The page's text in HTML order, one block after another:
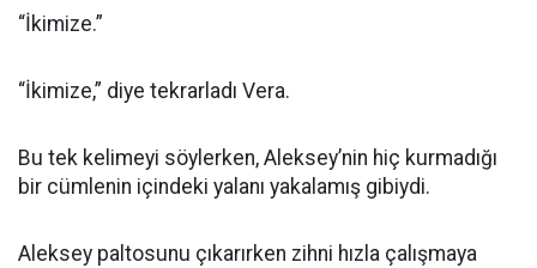
“İkimize.”
“İkimize,” diye tekrarladı Vera.
Bu tek kelimeyi söylerken, Aleksey’nin hiç kurmadığı
bir cümlenin içindeki yalanı yakalamış gibiydi.
Aleksey paltosunu çıkarırken zihni hızla çalışmaya